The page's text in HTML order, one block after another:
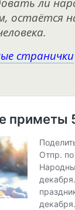
остаётся
странички